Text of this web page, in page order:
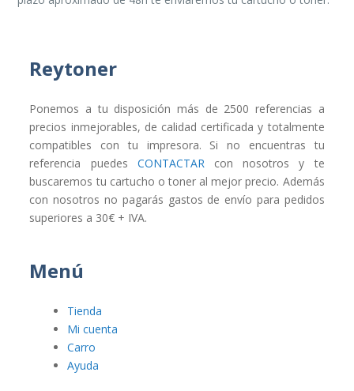
Reytoner
Ponemos a tu disposición más de 2500 referencias a
precios inmejorables, de calidad certificada y totalmente
compatibles con tu impresora. Si no encuentras tu
referencia puedes CONTACTARcon nosotros y te
buscaremos tu cartucho o toner al mejor precio. Además
con nosotros no pagarás gastos de envío para pedidos
superiores a 30€ + IVA.
Menú
Tienda
Mi cuenta
Carro
Ayuda